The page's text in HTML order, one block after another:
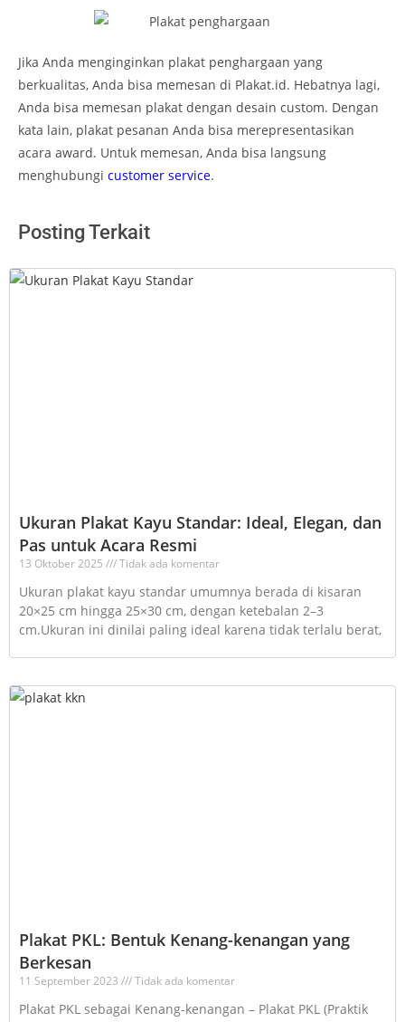
Jika Anda menginginkan plakat penghargaan yang
berkualitas, Anda bisa memesan di Plakat.id. Hebatnya lagi,
Anda bisa memesan plakat dengan desain custom. Dengan
kata lain, plakat pesanan Anda bisa merepresentasikan
acara award. Untuk memesan, Anda bisa langsung
menghubungi customer service.
Posting Terkait
Ukuran Plakat Kayu Standar: Ideal, Elegan, dan
Pas untuk Acara Resmi
13 Oktober 2025 Tidak ada komentar
Ukuran plakat kayu standar umumnya berada di kisaran
20×25 cm hingga 25×30 cm, dengan ketebalan 2–3
cm.Ukuran ini dinilai paling ideal karena tidak terlalu berat,
Plakat PKL: Bentuk Kenang-kenangan yang
Berkesan
11 September 2023 Tidak ada komentar
Plakat PKL sebagai Kenang-kenangan – Plakat PKL (Praktik